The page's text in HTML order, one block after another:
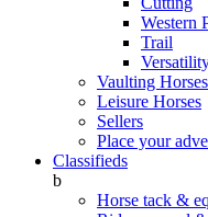
Western
Trail
Vaulting Horses
Leisure Horses
Sellers
Place your
Classifieds
b
Horse tack &